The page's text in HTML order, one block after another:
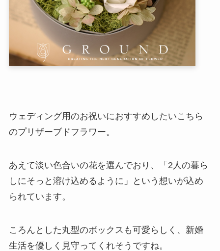
ウェディング用のお祝いにおすすめしたいこちら
のプリザーブドフラワー。
あえて淡い色合いの花を選んでおり、「2人の暮ら
しにそっと溶け込めるように」という想いが込め
られています。
ころんとした丸型のボックスも可愛らしく、新婚
生活を優しく見守ってくれそうですね。